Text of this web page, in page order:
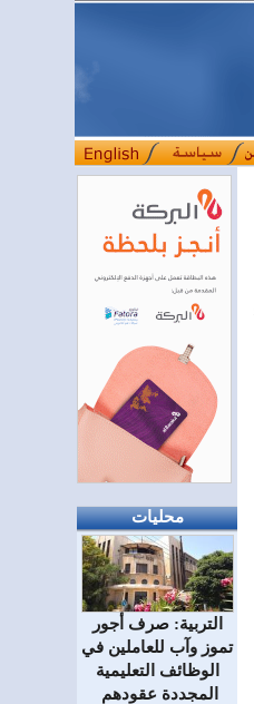
محليات
التربية: صرف أجور
تموز وآب للعاملين في
الوظائف ‏التعليمية
المجددة عقودهم ‏